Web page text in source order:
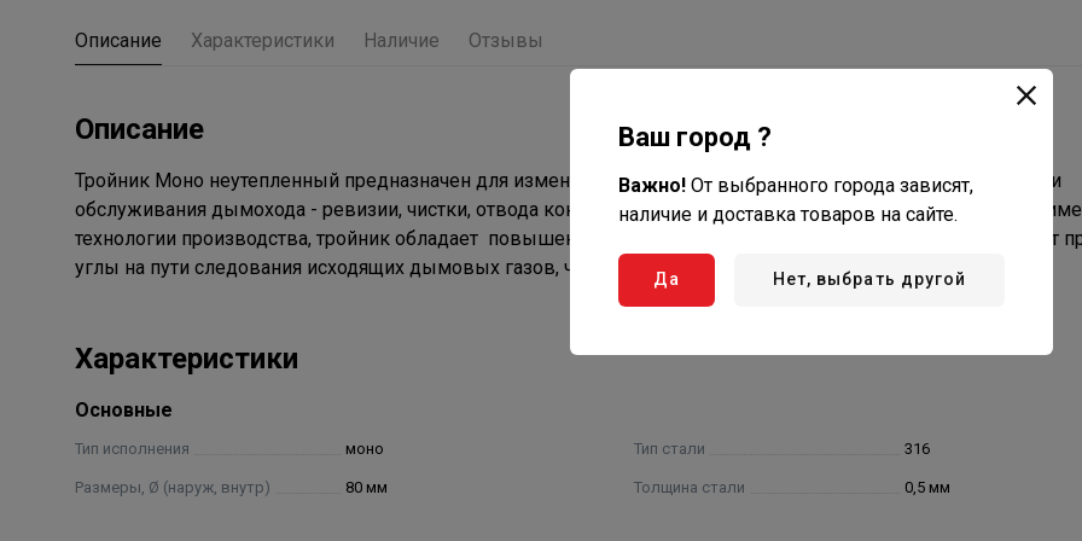
Описание Характеристики Наличие Отзывы
Описание
Тройник Моно неутепленный предназначен для изменения направления дымового канала на 87 градусов и
обслуживания дымохода - ревизии, чистки, отвода конденсата. Благодаря особенностям конструкции и
технологии производства, тройник обладает повышенной газоплотностью, в дымовом канале отсутствуют
углы на пути следования исходящих дымовых газов, что способствует улучшенной тяге дымохода.
Характеристики
Основные
Тип исполнения моно
Размеры, Ø (наруж, внутр) 80 мм
Тип стали 316
Толщина стали 0,5 мм
Ваш город ?
Важно! От выбранного города зависят,
наличие и доставка товаров на сайте.
Да Нет, выбрать другой